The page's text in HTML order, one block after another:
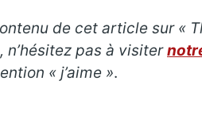
de cet article sur «
n’hésitez pas à visiter
« j’aime ».